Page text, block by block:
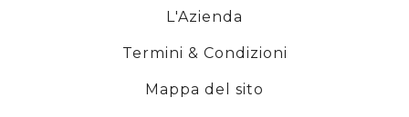
L'Azienda
Termini & Condizioni
Mappa del sito